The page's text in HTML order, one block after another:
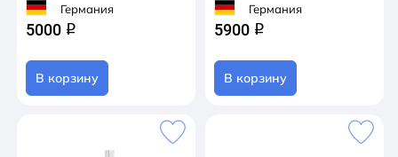
Германия
5000 q
В корзину
Германия
5900 q
В корзину